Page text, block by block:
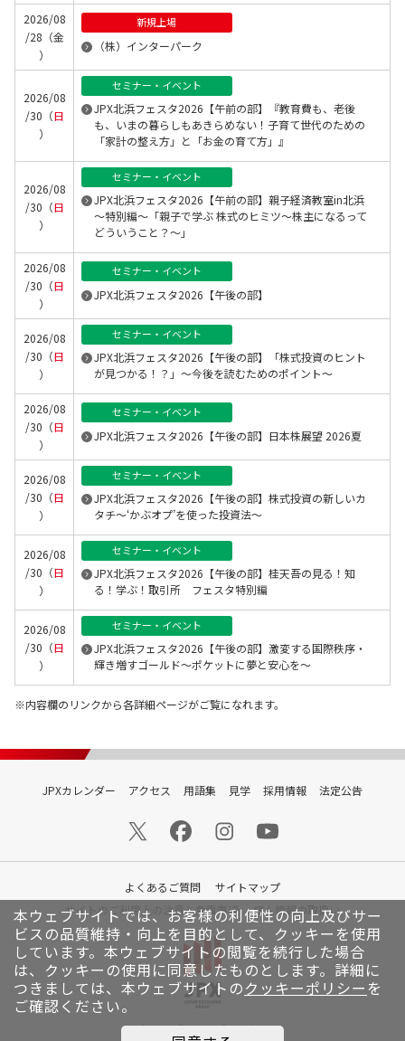
本ウェブサイトでは、お客様の利便性の向上及びサー
ビスの品質維持・向上を目的として、クッキーを使用
しています。 本ウェブサイトの閲覧を続行した場合
は、クッキーの使用に同意したものとします。詳細に
つきましては、本ウェブサイトのクッキーポリシー を
ご確認ください。
2026/08
/28（金
）
新規上場
（株）インターパーク
2026/08
/30（日
）
セミナー・イベント
JPX北浜フェスタ2026【午前の部】『教育費も、老後
も、いまの暮らしもあきらめない！子育て世代のための
「家計の整え方」と「お金の育て方」』
2026/08
/30（日
）
セミナー・イベント
JPX北浜フェスタ2026【午前の部】親子経済教室in北浜
～特別編～「親子で学ぶ 株式のヒミツ～株主になるって
どういうこと？～」
2026/08
/30（日
）
セミナー・イベント
JPX北浜フェスタ2026【午後の部】
2026/08
/30（日
）
セミナー・イベント
JPX北浜フェスタ2026【午後の部】「株式投資のヒント
が見つかる！？」～今後を読むためのポイント～
2026/08
/30（日
）
セミナー・イベント
JPX北浜フェスタ2026【午後の部】日本株展望 2026夏
2026/08
/30（日
）
セミナー・イベント
JPX北浜フェスタ2026【午後の部】株式投資の新しいカ
タチ～‘かぶオプ’を使った投資法～
2026/08
/30（日
）
セミナー・イベント
JPX北浜フェスタ2026【午後の部】桂天吾の見る！知
る！学ぶ！取引所 フェスタ特別編
2026/08
/30（日
）
セミナー・イベント
JPX北浜フェスタ2026【午後の部】激変する国際秩序・
輝き増すゴールド～ポケットに夢と安心を～
内容欄のリンクから各詳細ページがご覧になれます。
JPXカレンダー アクセス 用語集 見学 採用情報 法定公告
よくあるご質問
サイトマップ
サイトのご利用上の注意と免責事項
個人情報の取扱い
© Japan Exchange Group, Inc.